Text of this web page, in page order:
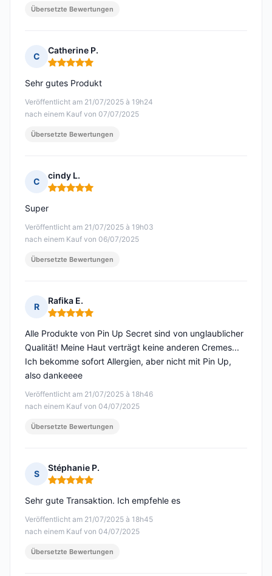
Übersetzte Bewertungen
C
Catherine P.
Hinweis: 5 von 5
Veröffentlicht am 21/07/2025 à 19h24
nach einem Kauf von 07/07/2025
Sehr gutes Produkt
Übersetzte Bewertungen
C
cindy L.
Hinweis: 5 von 5
Veröffentlicht am 21/07/2025 à 19h03
nach einem Kauf von 06/07/2025
Super
Übersetzte Bewertungen
R
Rafika E.
Hinweis: 5 von 5
Veröffentlicht am 21/07/2025 à 18h46
nach einem Kauf von 04/07/2025
Alle Produkte von Pin Up Secret sind von unglaublicher
Qualität! Meine Haut verträgt keine anderen Cremes...
Ich bekomme sofort Allergien, aber nicht mit Pin Up,
also dankeeee
Übersetzte Bewertungen
S
Stéphanie P.
Hinweis: 5 von 5
Veröffentlicht am 21/07/2025 à 18h45
nach einem Kauf von 04/07/2025
Sehr gute Transaktion. Ich empfehle es
Übersetzte Bewertungen